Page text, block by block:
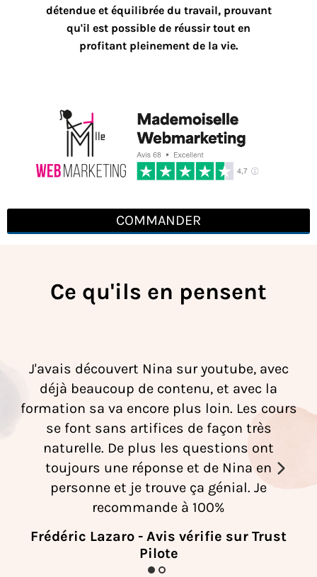
détendue et équilibrée du travail, prouvant
qu'il est possible de réussir tout en
profitant pleinement de la vie.
COMMANDER
Ce qu'ils en pensent
J'avais découvert Nina sur youtube, avec
déjà beaucoup de contenu, et avec la
formation sa va encore plus loin. Les cours
se font sans artifices de façon très
naturelle. De plus les questions ont
toujours une réponse et de Nina en
personne et je trouve ça génial. Je
recommande à 100%
Frédéric Lazaro - Avis vérifie sur Trust
Pilote